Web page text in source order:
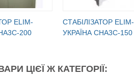
ELIM-
200
СТАБІЛІЗАТОР ELIM-
УКРАЇНА СНА3С-150
ЦІЄЇ Ж КАТЕГОРІЇ: